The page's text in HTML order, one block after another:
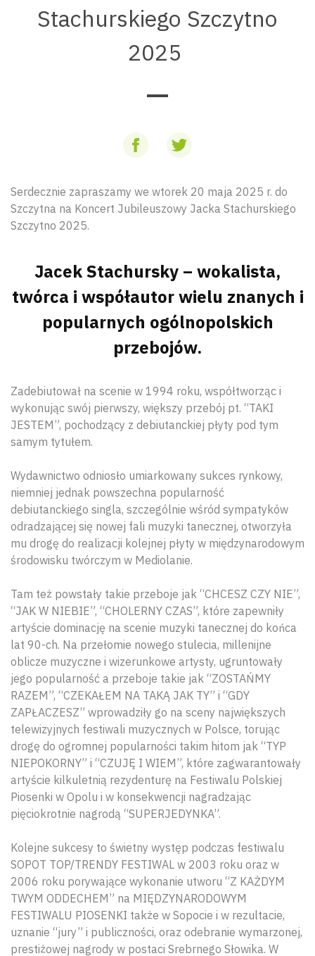
Stachurskiego Szczytno
2025
Serdecznie zapraszamy we wtorek 20 maja 2025 r. do
Szczytna na Koncert Jubileuszowy Jacka Stachurskiego
Szczytno 2025.
Jacek Stachursky – wokalista,
twórca i współautor wielu znanych i
popularnych ogólnopolskich
przebojów.
Zadebiutował na scenie w 1994 roku, współtworząc i
wykonując swój pierwszy, większy przebój pt. “TAKI
JESTEM”, pochodzący z debiutanckiej płyty pod tym
samym tytułem.
Wydawnictwo odniosło umiarkowany sukces rynkowy,
niemniej jednak powszechna popularność
debiutanckiego singla, szczególnie wśród sympatyków
odradzającej się nowej fali muzyki tanecznej, otworzyła
mu drogę do realizacji kolejnej płyty w międzynarodowym
środowisku twórczym w Mediolanie.
Tam też powstały takie przeboje jak “CHCESZ CZY NIE”,
“JAK W NIEBIE”, “CHOLERNY CZAS”, które zapewniły
artyście dominację na scenie muzyki tanecznej do końca
lat 90-ch. Na przełomie nowego stulecia, millenijne
oblicze muzyczne i wizerunkowe artysty, ugruntowały
jego popularność a przeboje takie jak “ZOSTAŃMY
RAZEM”, “CZEKAŁEM NA TAKĄ JAK TY” i “GDY
ZAPŁACZESZ” wprowadziły go na sceny największych
telewizyjnych festiwali muzycznych w Polsce, torując
drogę do ogromnej popularności takim hitom jak “TYP
NIEPOKORNY” i “CZUJĘ I WIEM”, które zagwarantowały
artyście kilkuletnią rezydenturę na Festiwalu Polskiej
Piosenki w Opolu i w konsekwencji nagradzając
pięciokrotnie nagrodą “SUPERJEDYNKA”.
Kolejne sukcesy to świetny występ podczas festiwalu
SOPOT TOP/TRENDY FESTIWAL w 2003 roku oraz w
2006 roku porywające wykonanie utworu “Z KAŻDYM
TWYM ODDECHEM” na MIĘDZYNARODOWYM
FESTIWALU PIOSENKI także w Sopocie i w rezultacie,
uznanie “jury” i publiczności, oraz odebranie wymarzonej,
prestiżowej nagrody w postaci Srebrnego Słowika. W